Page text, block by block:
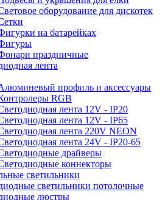
оборудование для дискотек
на батарейках
праздничные
лента
профиль и аксессуары
RGB
лента 12V - IP20
лента 12V - IP65
лента 220V NEON
лента 24V - IP20-65
драйверы
коннекторы
светильники
светильники потолочные
люстры